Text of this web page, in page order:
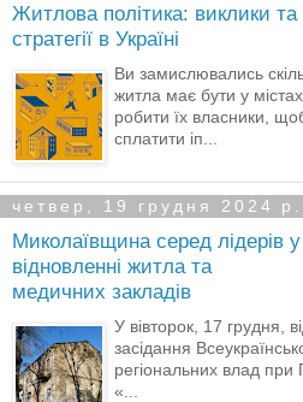
Житлова політика: виклики та
стратегії в Україні
Ви замислювались
житла має бути у
робити їх власники,
сплатити іп...
четвер, 19 грудня 2024 р.
Миколаївщина серед лідерів у
відновленні житла та
медичних закладів
У вівторок, 17 грудня,
засідання
регіональних влад при
«...